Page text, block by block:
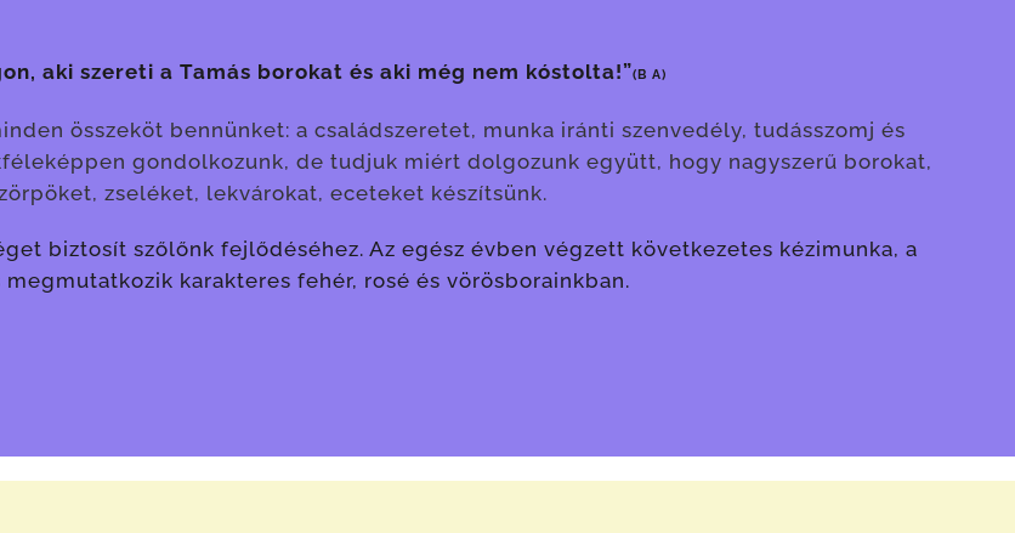
aki szereti a Tamás borokat és aki még nem kóstolta!”(B A)
összeköt bennünket: a családszeretet, munka iránti szenvedély, tudásszomj és
gondolkozunk, de tudjuk miért dolgozunk együtt, hogy nagyszerű borokat,
zseléket, lekvárokat, eceteket készítsünk.
biztosít szőlőnk fejlődéséhez. Az egész évben végzett következetes kézimunka, a
karakteres fehér, rosé és vörösborainkban.